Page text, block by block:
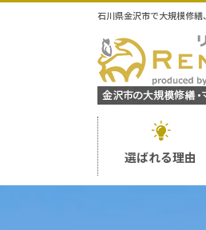
石川県金沢市で大規模修
選ばれる理由